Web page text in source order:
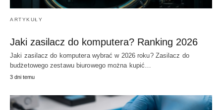
ARTYKUŁY
Jaki zasilacz do komputera? Ranking 2026
Jaki zasilacz do komputera wybrać w 2026 roku? Zasilacz do
budżetowego zestawu biurowego można kupić…
3 dni temu